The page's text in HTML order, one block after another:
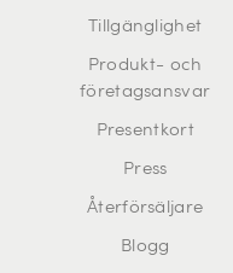
Tillgänglighet
Produkt- och
företagsansvar
Presentkort
Press
Återförsäljare
Blogg